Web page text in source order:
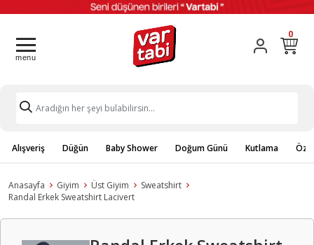
0
Alışveriş Düğün Baby Shower Doğum Günü Kutlama
Anasayfa Giyim Üst Giyim
Sweatshirt
Randal Erkek Sweatshirt Lacivert